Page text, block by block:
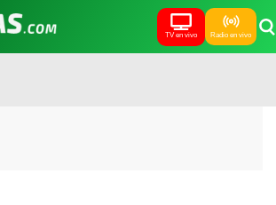
TV en vivo Radio en vivo